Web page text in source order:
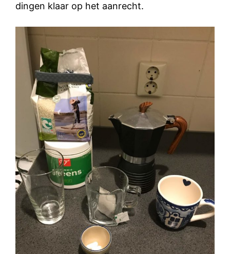
dingen klaar op het aanrecht.